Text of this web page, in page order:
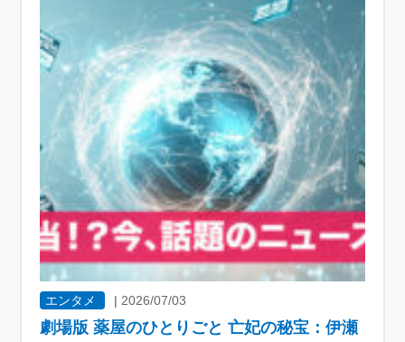
エンタメ | 2026/07/03
劇場版 薬屋のひとりごと 亡妃の秘宝：伊瀬